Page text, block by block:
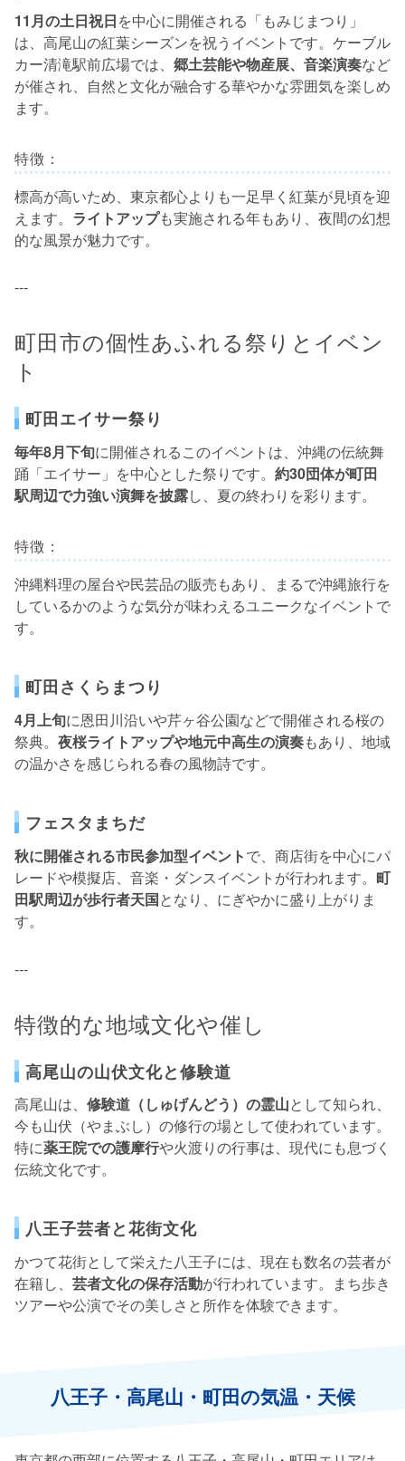
11月の土日祝日を中心に開催される「もみじまつり」
は、高尾山の紅葉シーズンを祝うイベントです。ケーブル
カー清滝駅前広場では、 郷土芸能や物産展、音楽演奏など
が催され、自然と文化が融合する華やかな雰囲気を楽しめ
ます。
特徴：
標高が高いため、東京都心よりも一足早く紅葉が見頃を迎
えます。 ライトアップも実施される年もあり、夜間の幻想
的な風景が魅力です。
---
町田市の個性あふれる祭りとイベン
ト
町田エイサー祭り
毎年8月下旬に開催されるこのイベントは、沖縄の伝統舞
踊「エイサー」を中心とした祭りです。 約30団体が町田
駅周辺で力強い演舞を披露し、夏の終わりを彩ります。
特徴：
沖縄料理の屋台や民芸品の販売もあり、まるで沖縄旅行を
しているかのような気分が味わえるユニークなイベントで
す。
町田さくらまつり
4月上旬に恩田川沿いや芹ヶ谷公園などで開催される桜の
祭典。 夜桜ライトアップや地元中高生の演奏もあり、地域
の温かさを感じられる春の風物詩です。
フェスタまちだ
秋に開催される市民参加型イベントで、商店街を中心にパ
レードや模擬店、音楽・ダンスイベントが行われます。 町
田駅周辺が歩行者天国となり、にぎやかに盛り上がりま
す。
---
特徴的な地域文化や催し
高尾山の山伏文化と修験道
高尾山は、 修験道（しゅげんどう）の霊山として知られ、
今も山伏（やまぶし）の修行の場として使われています。
特に薬王院での護摩行や火渡りの行事は、現代にも息づく
伝統文化です。
八王子芸者と花街文化
かつて花街として栄えた八王子には、現在も数名の芸者が
在籍し、 芸者文化の保存活動が行われています。まち歩き
ツアーや公演でその美しさと所作を体験できます。
八王子・高尾山・町田の気温・天候